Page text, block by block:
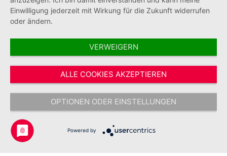
Vertrag widerrufen
* Alle Preise inkl. gesetzl. Mehrwertsteuer zzgl.Versandkostenund ggf.
Nachnahmegebühren, wenn nicht anders angegeben.
Copyright © 2026 Johanniter-Unfall-Hilfe e.V. - Alle Rechte
vorbehalten.
Einwilligung jederzeit mit Wirkung für die Zukunft widerrufen
oder ändern.
VERWEIGERN
ALLE COOKIES AKZEPTIEREN
OPTIONEN ODER EINSTELLUNGEN
Powered by